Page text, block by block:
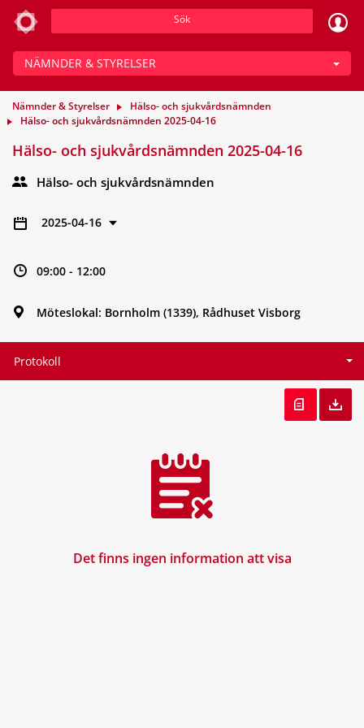
Sök
NÄMNDER & STYRELSER
Nämnder & Styrelser
Hälso- och sjukvårdsnämnden
Hälso- och sjukvårdsnämnden 2025-04-16
Hälso- och sjukvårdsnämnden 2025-04-16
Hälso- och sjukvårdsnämnden
2025-04-16
09:00 - 12:00
Möteslokal: Bornholm (1339), Rådhuset Visborg
Protokoll
Det finns ingen information att visa